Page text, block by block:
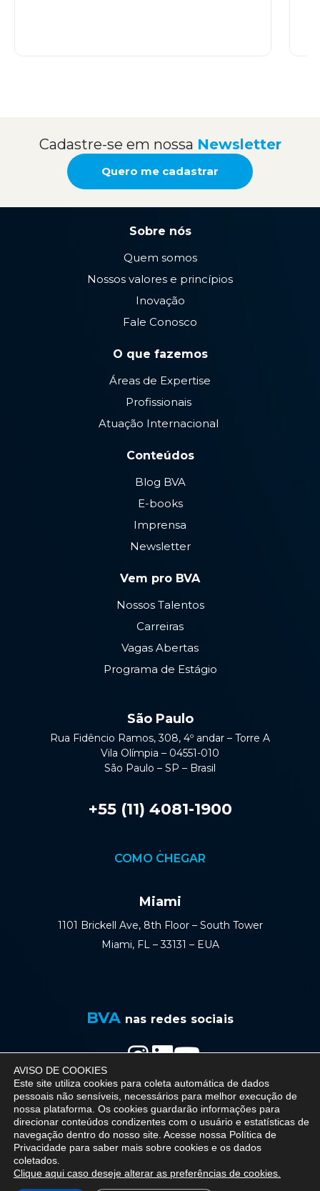
AVISO DE COOKIES
Este site utiliza cookies para coleta automática de dados
pessoais não sensíveis, necessários para melhor execução de
nossa plataforma. Os cookies guardarão informações para
direcionar conteúdos condizentes com o usuário e estatísticas de
navegação dentro do nosso site. Acesse nossa Política de
Privacidade para saber mais sobre cookies e os dados
coletados.
Clique aqui caso deseje alterar as preferências de cookies.
Cadastre-se em nossa Newsletter
Quero me cadastrar
Sobre nós
Quem somos
Nossos valores e princípios
Inovação
Fale Conosco
O que fazemos
Áreas de Expertise
Profissionais
Atuação Internacional
Conteúdos
Blog BVA
E-books
Imprensa
Newsletter
Vem pro BVA
Nossos Talentos
Carreiras
Vagas Abertas
Programa de Estágio
São Paulo
Rua Fidêncio Ramos, 308, 4º andar – Torre A
Vila Olímpia – 04551-010
São Paulo – SP – Brasil
+55 (11) 4081-1900
COMO CHEGAR
Miami
1101 Brickell Ave, 8th Floor – South Tower
Miami, FL – 33131 – EUA
BVA nas redes sociais
Política de Privacidade
© 2026 BVA - Barreto Veiga Advogados - All